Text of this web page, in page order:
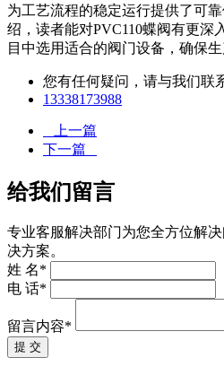
为工艺流程的稳定运行提供了可
绍，读者能对PVC110蝶阀有更深
目中选用适合的阀门设备，确保生
您有任何疑问，请与我们联
13338173988
上一篇
下一篇
给我们留言
专业客服解决部门为您全方位解
决方案。
姓 名*
电 话*
留言内容*
提 交